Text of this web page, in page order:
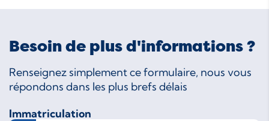
Besoin de plus d'informations ?
Renseignez simplement ce formulaire, nous vous
répondons dans les plus brefs délais
Immatriculation